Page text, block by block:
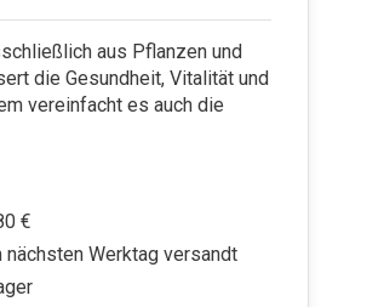
aus Pflanzen und
die Gesundheit, Vitalität und
vereinfacht es auch die
€
Werktag versandt